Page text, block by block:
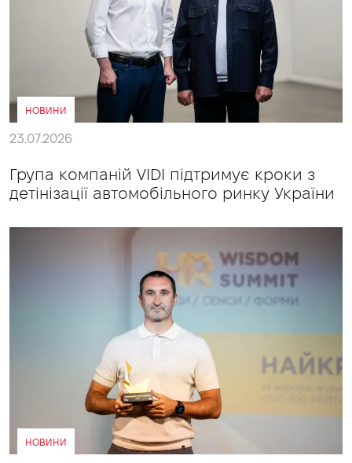
НОВИНИ
23.07.2026
Група компаній VIDI підтримує кроки з
детінізації автомобільного ринку України
НОВИНИ